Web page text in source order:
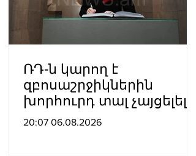
ՌԴ-ն կարող է
զբոսաշրջիկներին
խորհուրդ տալ չայցելել
Հայաստան՝
20:07 06.08.2026